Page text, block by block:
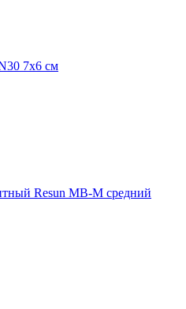
7х6 см
Resun MB-M средний